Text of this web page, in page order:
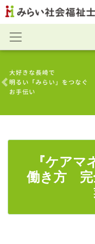
Previous
『ケアマ
働き方 完